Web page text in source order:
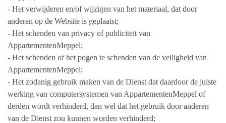
- Het verwijderen en/of wijzigen van het materiaal, dat door
anderen op de Website is geplaatst;
- Het schenden van privacy of publiciteit van
AppartementenMeppel;
- Het schenden of het pogen te schenden van de veiligheid van
AppartementenMeppel;
- Het zodanig gebruik maken van de Dienst dat daardoor de juiste
werking van computersystemen van AppartementenMeppel of
derden wordt verhinderd, dan wel dat het gebruik door anderen
van de Dienst zou kunnen worden verhinderd;